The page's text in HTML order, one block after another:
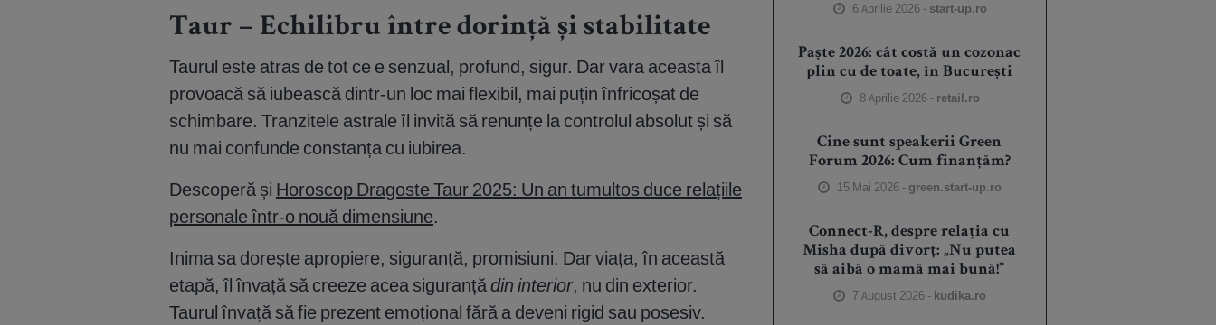
Taur – Echilibru între dorință și stabilitate
Taurul este atras de tot ce e senzual, profund, sigur. Dar vara aceasta îl
provoacă să iubească dintr-un loc mai flexibil, mai puțin înfricoșat de
schimbare. Tranzitele astrale îl invită să renunțe la controlul absolut și să
nu mai confunde constanța cu iubirea.
Descoperă și Horoscop Dragoste Taur 2025: Un an tumultos duce relațiile
personale într-o nouă dimensiune.
Inima sa dorește apropiere, siguranță, promisiuni. Dar viața, în această
etapă, îl învață să creeze acea siguranțădin interior, nu din exterior.
Taurul învață să fie prezent emoțional fără a deveni rigid sau posesiv.
6 Aprilie 2026 - start-up.ro
Paște 2026: cât costă un cozonac
plin cu de toate, în București
8 Aprilie 2026 - retail.ro
Cine sunt speakerii Green
Forum 2026: Cum finanțăm?
15 Mai 2026 - green.start-up.ro
Connect-R, despre relația cu
Misha după divorț: „Nu putea
să aibă o mamă mai bună!”
7 August 2026 - kudika.ro